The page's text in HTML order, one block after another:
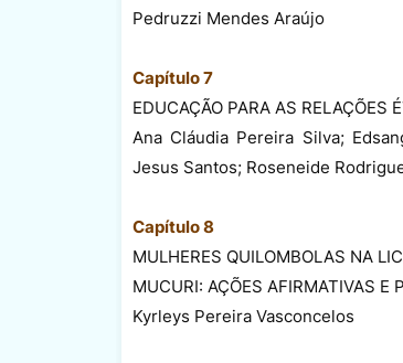
Pedruzzi Mendes Araújo
Capítulo 7
EDUCAÇÃO PARA AS RELAÇÕES
Ana Cláudia Pereira Silva;
Jesus Santos; Roseneide
Capítulo 8
MULHERES QUILOMBOLAS NA
MUCURI: AÇÕES AFIRMATIVAS E
Kyrleys Pereira Vasconcelos